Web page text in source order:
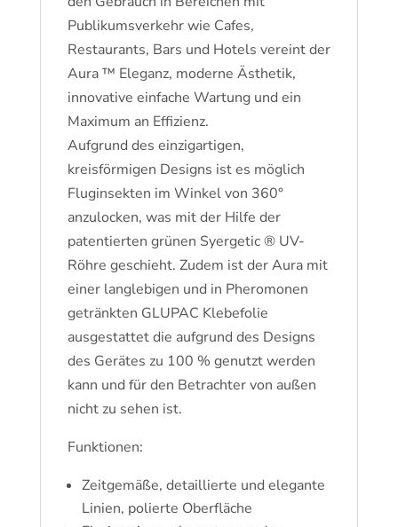
Publikumsverkehr wie Cafes,
Restaurants, Bars und Hotels vereint der
Aura ™ Eleganz, moderne Ästhetik,
innovative einfache Wartung und ein
Maximum an Effizienz.
Aufgrund des einzigartigen,
kreisförmigen Designs ist es möglich
Fluginsekten im Winkel von 360°
anzulocken, was mit der Hilfe der
patentierten grünen Syergetic ® UV-
Röhre geschieht. Zudem ist der Aura mit
einer langlebigen und in Pheromonen
getränkten GLUPAC Klebefolie
ausgestattet die aufgrund des Designs
des Gerätes zu 100 % genutzt werden
kann und für den Betrachter von außen
nicht zu sehen ist.
Funktionen:
Zeitgemäße, detaillierte und elegante
Linien, polierte Oberfläche